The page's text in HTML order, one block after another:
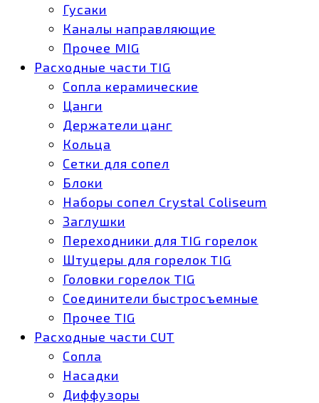
Гусаки
Каналы направляющие
Прочее MIG
Расходные части TIG
Сопла керамические
Цанги
Держатели цанг
Кольца
Сетки для сопел
Блоки
Наборы сопел Crystal Coliseum
Заглушки
Переходники для TIG горелок
Штуцеры для горелок TIG
Головки горелок TIG
Соединители быстросъемные
Прочее TIG
Расходные части CUT
Сопла
Насадки
Диффузоры